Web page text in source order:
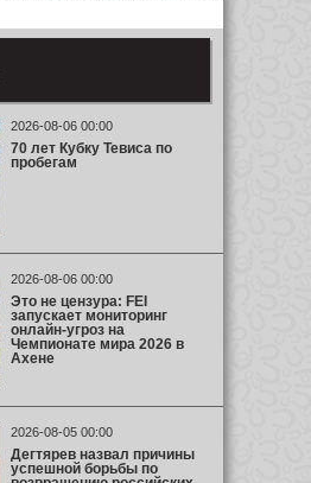
2026-08-06 00:00
70 лет Кубку Тевиса по
пробегам
2026-08-06 00:00
Это не цензура: FEI
запускает мониторинг
онлайн-угроз на
Чемпионате мира 2026 в
Ахене
2026-08-05 00:00
Дегтярев назвал причины
успешной борьбы по